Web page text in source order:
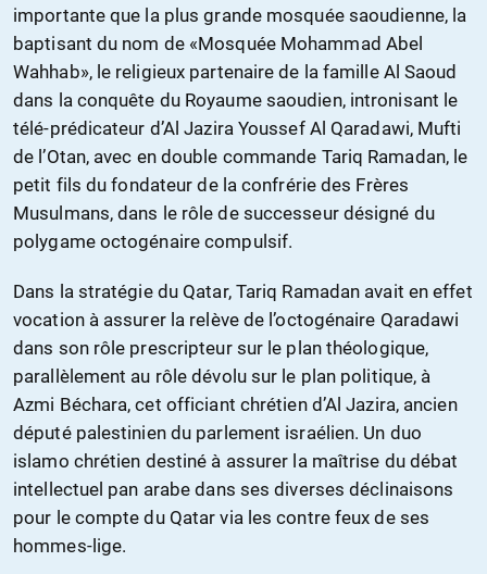
importante que la plus grande mosquée saoudienne, la
baptisant du nom de «Mosquée Mohammad Abel
Wahhab», le religieux partenaire de la famille Al Saoud
dans la conquête du Royaume saoudien, intronisant le
télé-prédicateur d’Al Jazira Youssef Al Qaradawi, Mufti
de l’Otan, avec en double commande Tariq Ramadan, le
petit fils du fondateur de la confrérie des Frères
Musulmans, dans le rôle de successeur désigné du
polygame octogénaire compulsif.
Dans la stratégie du Qatar, Tariq Ramadan avait en effet
vocation à assurer la relève de l’octogénaire Qaradawi
dans son rôle prescripteur sur le plan théologique,
parallèlement au rôle dévolu sur le plan politique, à
Azmi Béchara, cet officiant chrétien d’Al Jazira, ancien
député palestinien du parlement israélien. Un duo
islamo chrétien destiné à assurer la maîtrise du débat
intellectuel pan arabe dans ses diverses déclinaisons
pour le compte du Qatar via les contre feux de ses
hommes-lige.